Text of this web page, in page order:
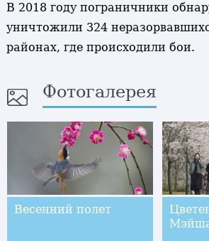
В 2018 году пограничники
уничтожили 324
районах, где происходили бои.
Фотогалерея
Весенний полет